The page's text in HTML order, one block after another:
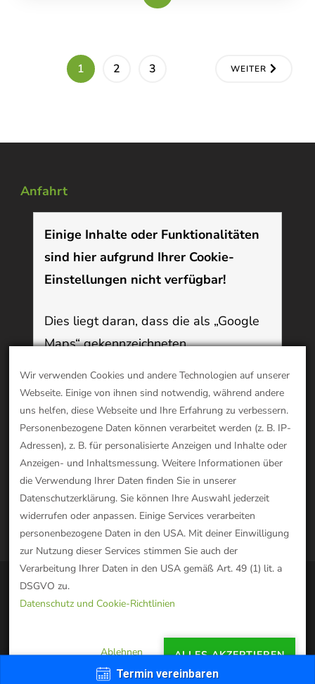
Seitennummerierung
SEITE
1 SEITE
2 SEITE
3 WEITER
Anfahrt
Einige Inhalte oder Funktionalitäten
sind hier aufgrund Ihrer Cookie-
Einstellungen nicht verfügbar!
Dies liegt daran, dass die als „Google
Maps“ gekennzeichneten
die Sie deaktiviert haben. Um diesen
Inhalt anzuzeigen oder diese
Funktionalität zu nutzen, aktivieren Sie
bitte Cookies:
Klicken Sie hier, um Ihre
Cookie-Einstellungen zu öffnen
Blossom Spa | Entwickelt von
Wir verwenden Cookies und andere Technologien auf unserer
Webseite. Einige von ihnen sind notwendig, während andere
uns helfen, diese Webseite und Ihre Erfahrung zu verbessern.
Personenbezogene Daten können verarbeitet werden (z. B. IP-
Adressen), z. B. für personalisierte Anzeigen und Inhalte oder
Anzeigen- und Inhaltsmessung. Weitere Informationen über
die Verwendung Ihrer Daten finden Sie in unserer
Datenschutzerklärung. Sie können Ihre Auswahl jederzeit
widerrufen oder anpassen. Einige Services verarbeiten
personenbezogene Daten in den USA. Mit deiner Einwilligung
zur Nutzung dieser Services stimmen Sie auch der
Verarbeitung Ihrer Daten in den USA gemäß Art. 49 (1) lit. a
DSGVO zu.
Datenschutz und Cookie-Richtlinien
ALLES AKZEPTIEREN
Ablehnen
Termin vereinbaren